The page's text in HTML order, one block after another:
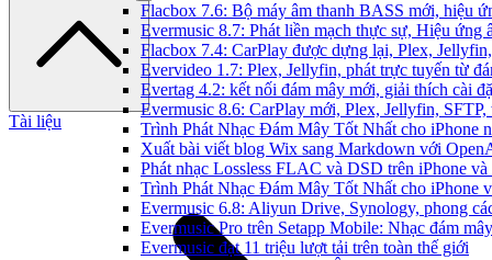
Flacbox 7.6: Bộ máy âm thanh BASS mới, hiệu
Evermusic 8.7: Phát liền mạch thực sự, Hiệu
Flacbox 7.4: CarPlay được dựng lại, Plex,
Evervideo 1.7: Plex, Jellyfin, phát trực tuyến từ
Evertag 4.2: kết nối đám mây mới, giải thích cài
Evermusic 8.6: CarPlay mới, Plex, Jellyfin,
Trình Phát Nhạc Đám Mây Tốt Nhất cho iPhone
Xuất bài viết blog Wix sang Markdown với
Phát nhạc Lossless FLAC và DSD trên iPhone
Trình Phát Nhạc Đám Mây Tốt Nhất cho iPhone
Evermusic 6.8: Aliyun Drive, Synology, phong
Evermusic Pro trên Setapp Mobile: Nhạc đám
Evermusic đạt 11 triệu lượt tải trên toàn thế giới
Tài liệu